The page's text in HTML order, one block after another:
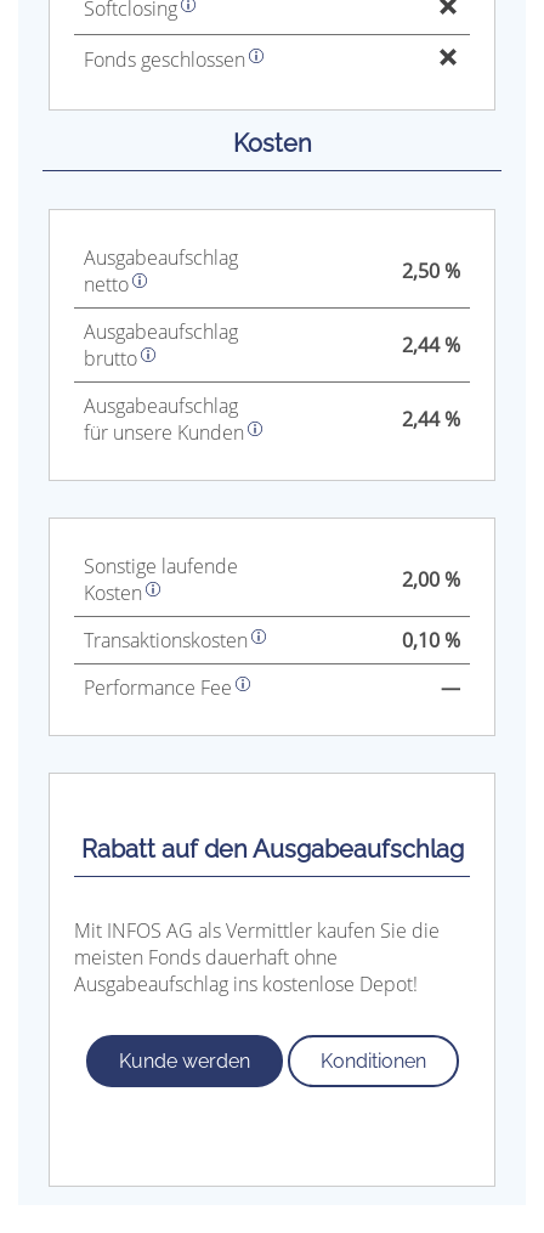
Soft­closing
Fonds geschlossen
Kosten
Aus­gabe­auf­schlag
netto
2,50 %
Aus­gabe­auf­schlag
brutto
2,44 %
Aus­gabe­auf­schlag
für unsere Kunden
2,44 %
Sonstige laufende
Kosten
2,00 %
Trans­aktions­kosten
0,10 %
Performance Fee
—
Rabatt auf den Ausgabeaufschlag
Mit INFOS AG als Vermittler kaufen Sie die
meisten Fonds dauerhaft ohne
Ausgabeaufschlag ins kostenlose Depot!
Kunde werden Konditionen